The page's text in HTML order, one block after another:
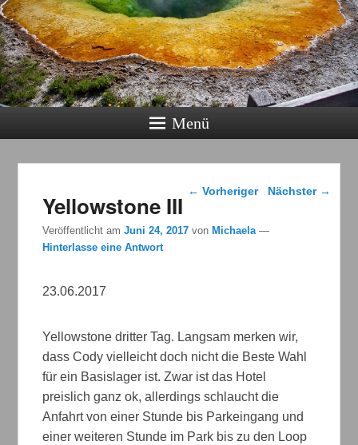
Menü
Beitragsnavigation
← Vorheriger Nächster →
Yellowstone III
Veröffentlicht amJuni 24, 2017 von Michaela —
Hinterlasse eine Antwort
23.06.2017
Yellowstone dritter Tag. Langsam merken wir,
dass Cody vielleicht doch nicht die Beste Wahl
für ein Basislager ist. Zwar ist das Hotel
preislich ganz ok, allerdings schlaucht die
Anfahrt von einer Stunde bis Parkeingang und
einer weiteren Stunde im Park bis zu den Loop